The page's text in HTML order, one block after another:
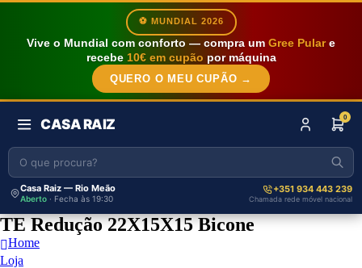
⚽ MUNDIAL 2026
Vive o Mundial com conforto — compra um Gree Pulare
recebe 10€ em cupão por máquina
QUERO O MEU CUPÃO →
CASA RAIZ 0
Casa Raiz — Rio Meão
Aberto · Fecha às 19:30
+351 934 443 239
Chamada rede móvel nacional
TE Redução 22X15X15 Bicone
Home
Loja